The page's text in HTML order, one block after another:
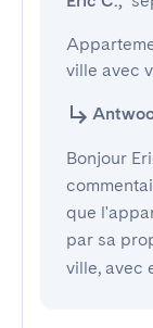
ville avec
Bonjour
que
par sa
ville, avec